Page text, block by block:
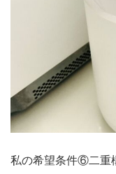
私の希望条件⑥二重